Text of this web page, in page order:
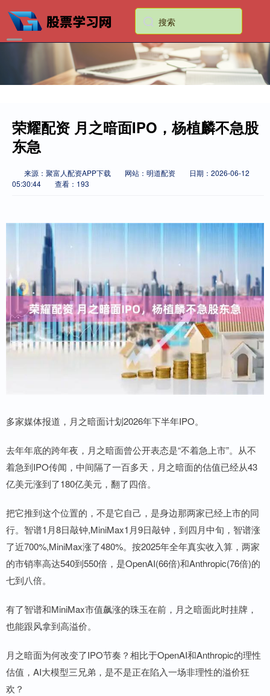
荣耀配资 月之暗面IPO，杨植麟不急股
东急
来源：聚富人配资APP下载 网站：明道配资
日期：2026-06-12
05:30:44
查看：193
多家媒体报道，月之暗面计划2026年下半年IPO。
去年年底的跨年夜，月之暗面曾公开表态是“不着急上市”。从不
着急到IPO传闻，中间隔了一百多天，月之暗面的估值已经从43
亿美元涨到了180亿美元，翻了四倍。
把它推到这个位置的，不是它自己，是身边那两家已经上市的同
行。智谱1月8日敲钟,MiniMax1月9日敲钟，到四月中旬，智谱涨
了近700%,MiniMax涨了480%。按2025年全年真实收入算，两家
的市销率高达540到550倍，是OpenAI(66倍)和Anthropic(76倍)的
七到八倍。
有了智谱和MiniMax市值飙涨的珠玉在前，月之暗面此时挂牌，
也能跟风拿到高溢价。
月之暗面为何改变了IPO节奏？相比于OpenAI和Anthropic的理性
估值，AI大模型三兄弟，是不是正在陷入一场非理性的溢价狂
欢？